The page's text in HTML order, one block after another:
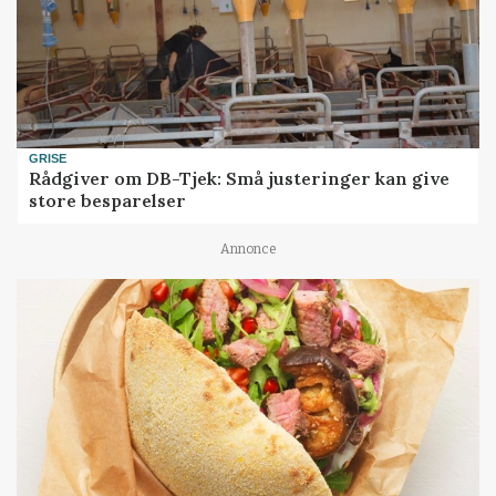
GRISE
Rådgiver om DB-Tjek: Små justeringer kan give
store besparelser
Annonce